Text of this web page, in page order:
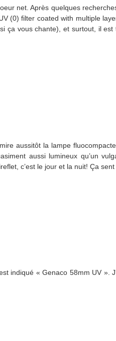
net. Après quelques
(0) filter coated with multiple
ça vous chante), et surtout, il
aussitôt la lampe
aussi lumineux qu’un
c’est le jour et la nuit! Ça sent
indiqué « Genaco 58mm UV ».